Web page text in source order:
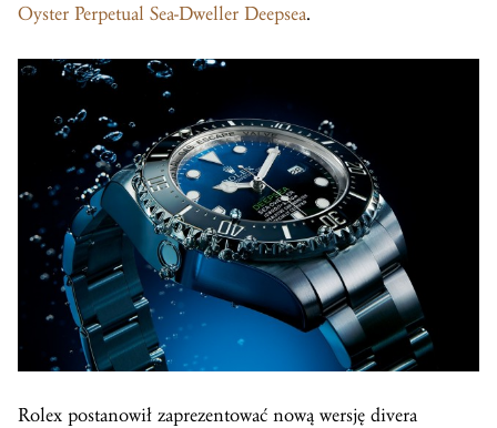
Oyster Perpetual Sea-Dweller Deepsea.
Rolex postanowił zaprezentować nową wersję divera